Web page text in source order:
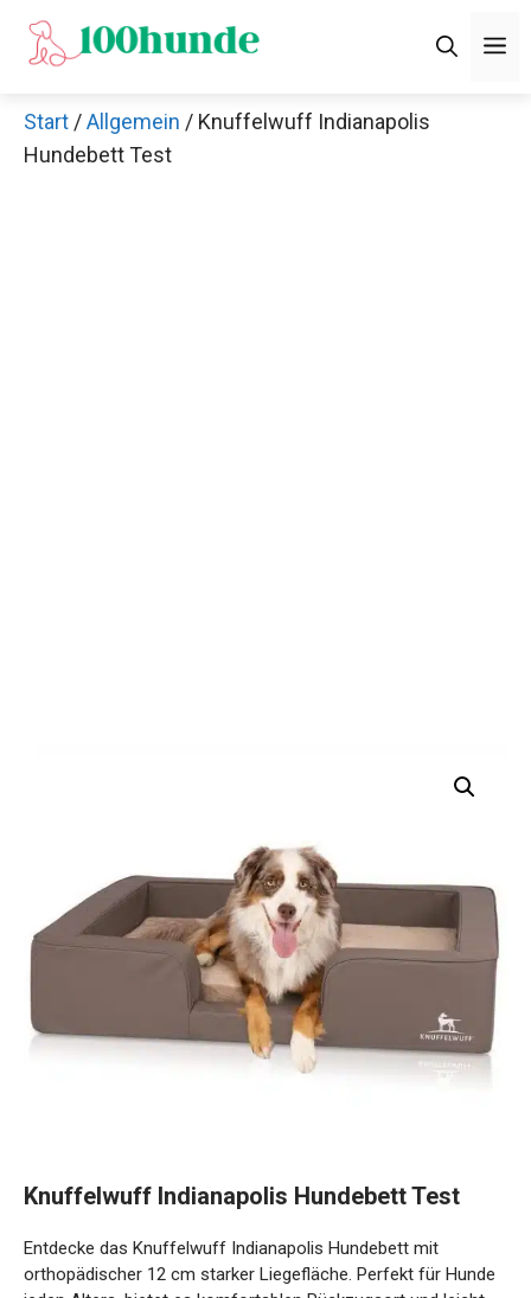
Zum
Inhalt
Start /Allgemein / Knuffelwuff Indianapolis
Hundebett Test
Knuffelwuff Indianapolis Hundebett Test
Entdecke das Knuffelwuff Indianapolis Hundebett mit
orthopädischer 12 cm starker Liegefläche. Perfekt für Hunde